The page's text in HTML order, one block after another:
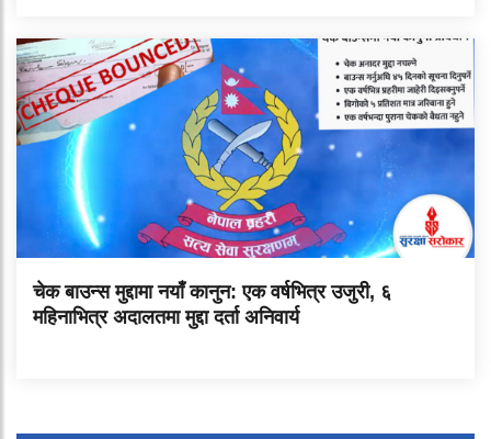
चेक बाउन्स मुद्दामा नयाँ कानुन: एक वर्षभित्र उजुरी, ६
महिनाभित्र अदालतमा मुद्दा दर्ता अनिवार्य